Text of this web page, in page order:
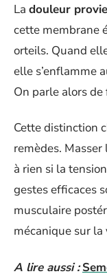
La douleur
cette membrane
orteils. Quand
elle s’enflamme
On parle alors
Cette distinction
remèdes. Masser
à rien si la
gestes efficaces
musculaire
mécanique sur
A lire aussi :